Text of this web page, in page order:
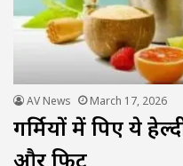
AV News March 17, 2026
गर्मियों में पिए ये
और फिट